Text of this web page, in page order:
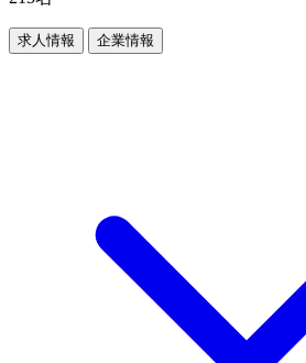
求人情報 企業情報